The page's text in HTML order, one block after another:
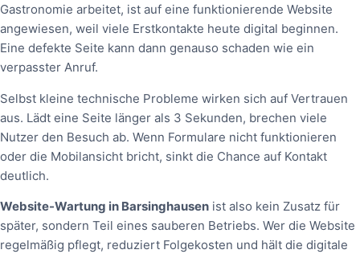
Gastronomie arbeitet, ist auf eine funktionierende Website
angewiesen, weil viele Erstkontakte heute digital beginnen.
Eine defekte Seite kann dann genauso schaden wie ein
verpasster Anruf.
Selbst kleine technische Probleme wirken sich auf Vertrauen
aus. Lädt eine Seite länger als 3 Sekunden, brechen viele
Nutzer den Besuch ab. Wenn Formulare nicht funktionieren
oder die Mobilansicht bricht, sinkt die Chance auf Kontakt
deutlich.
Website-Wartung in Barsinghausen ist also kein Zusatz für
später, sondern Teil eines sauberen Betriebs. Wer die Website
regelmäßig pflegt, reduziert Folgekosten und hält die digitale